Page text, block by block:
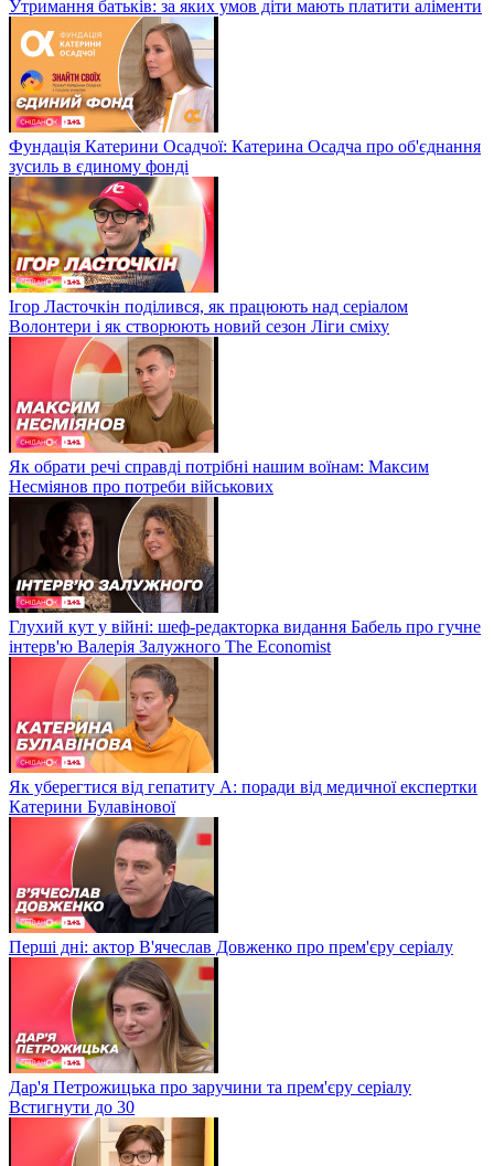
Утримання батьків: за яких умов діти мають платити аліменти
Фундація Катерини Осадчої: Катерина Осадча про об'єднання
зусиль в єдиному фонді
Ігор Ласточкін поділився, як працюють над серіалом
Волонтери і як створюють новий сезон Ліги сміху
Як обрати речі справді потрібні нашим воїнам: Максим
Несміянов про потреби військових
Глухий кут у війні: шеф-редакторка видання Бабель про гучне
інтерв'ю Валерія Залужного The Economist
Як уберегтися від гепатиту А: поради від медичної експертки
Катерини Булавінової
Перші дні: актор В'ячеслав Довженко про прем'єру серіалу
Дар'я Петрожицька про заручини та прем'єру серіалу
Встигнути до 30